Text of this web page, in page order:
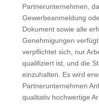
Partnerunternehmen,
Gewerbeanmeldung
Dokument sowie alle
Genehmigungen
verpflichtet sich, nur
qualifiziert ist, und die
einzuhalten. Es wird
Partnerunternehmen
qualitativ hochwertige